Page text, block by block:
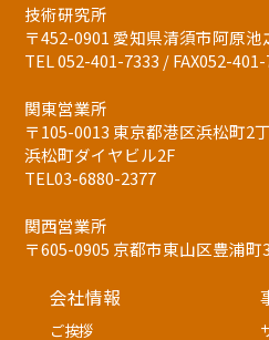
技術研究所
〒452-0901 愛知県清須市阿原池
TEL 052-401-7333 / FAX052-
関東営業所
〒105-0013 東京都港区浜松町2
浜松町ダイヤビル2F
TEL03-6880-2377
関西営業所
〒605-0905 京都市東山区豊浦町
会社情報
ご挨拶